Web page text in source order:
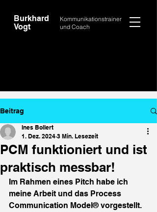
Burkhard
Vogt
Kommunikationstrainer
und Coach
Beitrag
PCM funktioniert und ist
praktisch messbar!
Ines Bollert
1. Dez. 2024 3 Min. Lesezeit
Im Rahmen eines Pitch habe ich
meine Arbeit und das Process
Communication Model® vorgestellt.